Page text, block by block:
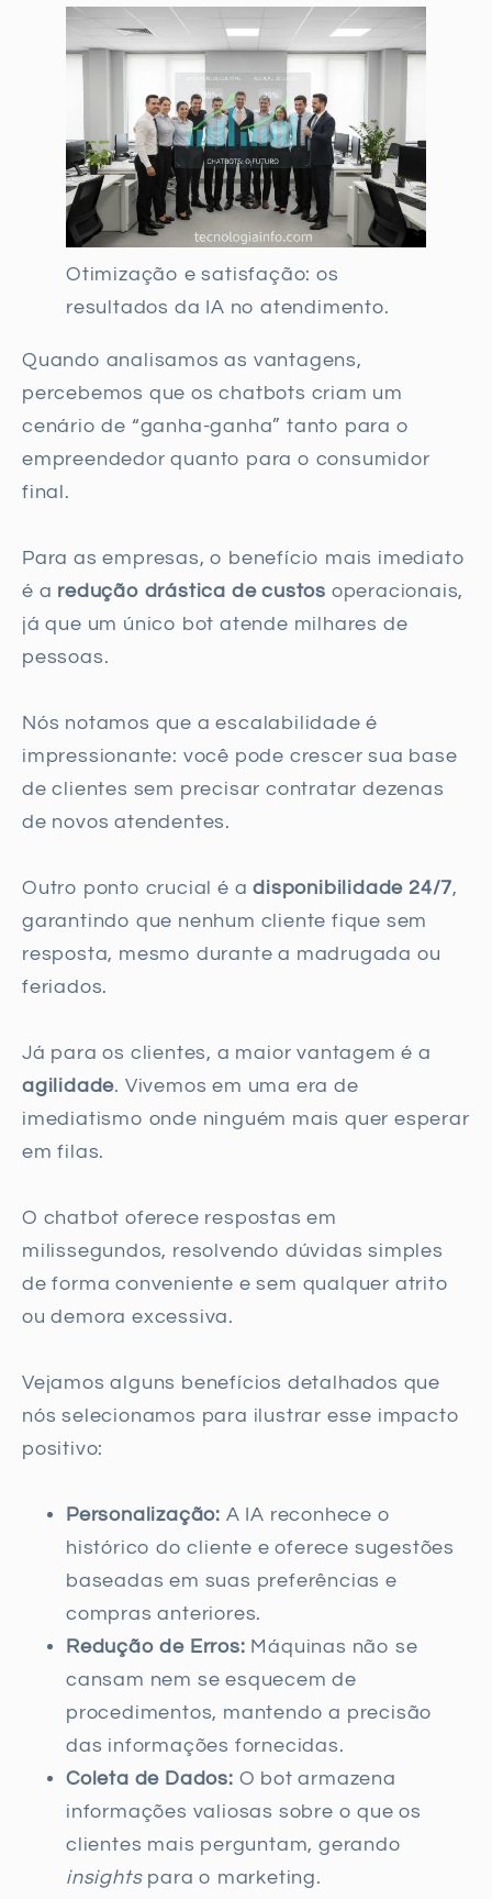
Otimização e satisfação: os
resultados da IA no atendimento.
Quando analisamos as vantagens,
percebemos que os chatbots criam um
cenário de “ganha-ganha” tanto para o
empreendedor quanto para o consumidor
final.
Para as empresas, o benefício mais imediato
é a redução drástica de custos operacionais,
já que um único bot atende milhares de
pessoas.
Nós notamos que a escalabilidade é
impressionante: você pode crescer sua base
de clientes sem precisar contratar dezenas
de novos atendentes.
Outro ponto crucial é adisponibilidade 24/7,
garantindo que nenhum cliente fique sem
resposta, mesmo durante a madrugada ou
feriados.
Já para os clientes, a maior vantagem é a
agilidade. Vivemos em uma era de
imediatismo onde ninguém mais quer esperar
em filas.
O chatbot oferece respostas em
milissegundos, resolvendo dúvidas simples
de forma conveniente e sem qualquer atrito
ou demora excessiva.
Vejamos alguns benefícios detalhados que
nós selecionamos para ilustrar esse impacto
positivo:
Personalização: A IA reconhece o
histórico do cliente e oferece sugestões
baseadas em suas preferências e
compras anteriores.
Redução de Erros: Máquinas não se
cansam nem se esquecem de
procedimentos, mantendo a precisão
das informações fornecidas.
Coleta de Dados: O bot armazena
informações valiosas sobre o que os
clientes mais perguntam, gerando
insightspara o marketing.